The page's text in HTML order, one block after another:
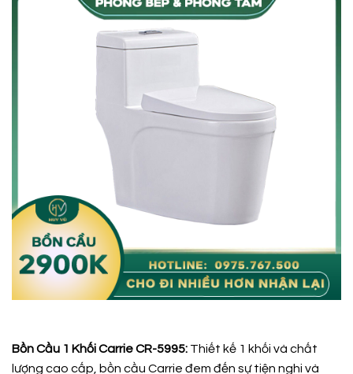
Bồn Cầu 1 Khối Carrie CR-5995: Thiết kế 1 khối và chất
lượng cao cấp, bồn cầu Carrie đem đến sự tiện nghi và